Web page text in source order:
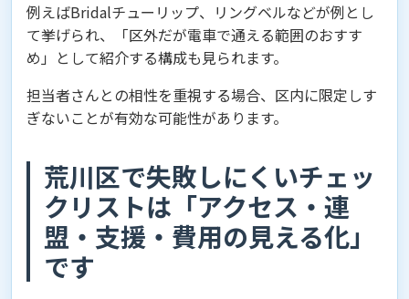
例えばBridalチューリップ、リングベルなどが例とし
て挙げられ、「区外だが電車で通える範囲のおすす
め」として紹介する構成も見られます。
担当者さんとの相性を重視する場合、区内に限定しす
ぎないことが有効な可能性があります。
荒川区で失敗しにくいチェッ
クリストは「アクセス・連
盟・支援・費用の見える化」
です